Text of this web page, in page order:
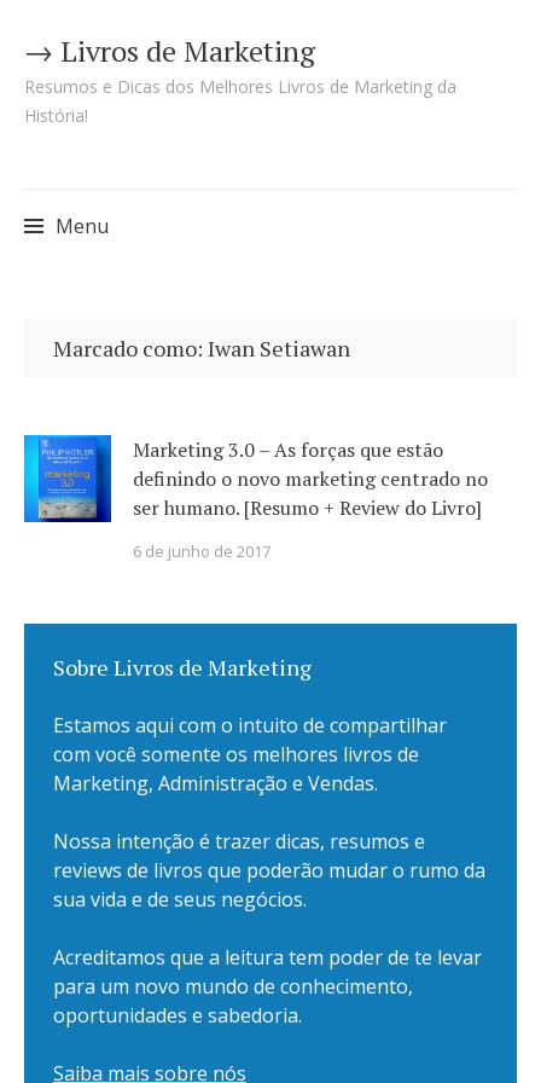
→ Livros de Marketing
Resumos e Dicas dos Melhores Livros de Marketing da
História!
Menu
para
conteúdo
Marcado como: Iwan Setiawan
Marketing 3.0 – As forças que estão
definindo o novo marketing centrado no
ser humano. [Resumo + Review do Livro]
6 de junho de 2017
Sobre Livros de Marketing
Estamos aqui com o intuito de compartilhar
com você somente os melhores livros de
Marketing, Administração e Vendas.
Nossa intenção é trazer dicas, resumos e
reviews de livros que poderão mudar o rumo da
sua vida e de seus negócios.
Acreditamos que a leitura tem poder de te levar
para um novo mundo de conhecimento,
oportunidades e sabedoria.
Saiba mais sobre nós